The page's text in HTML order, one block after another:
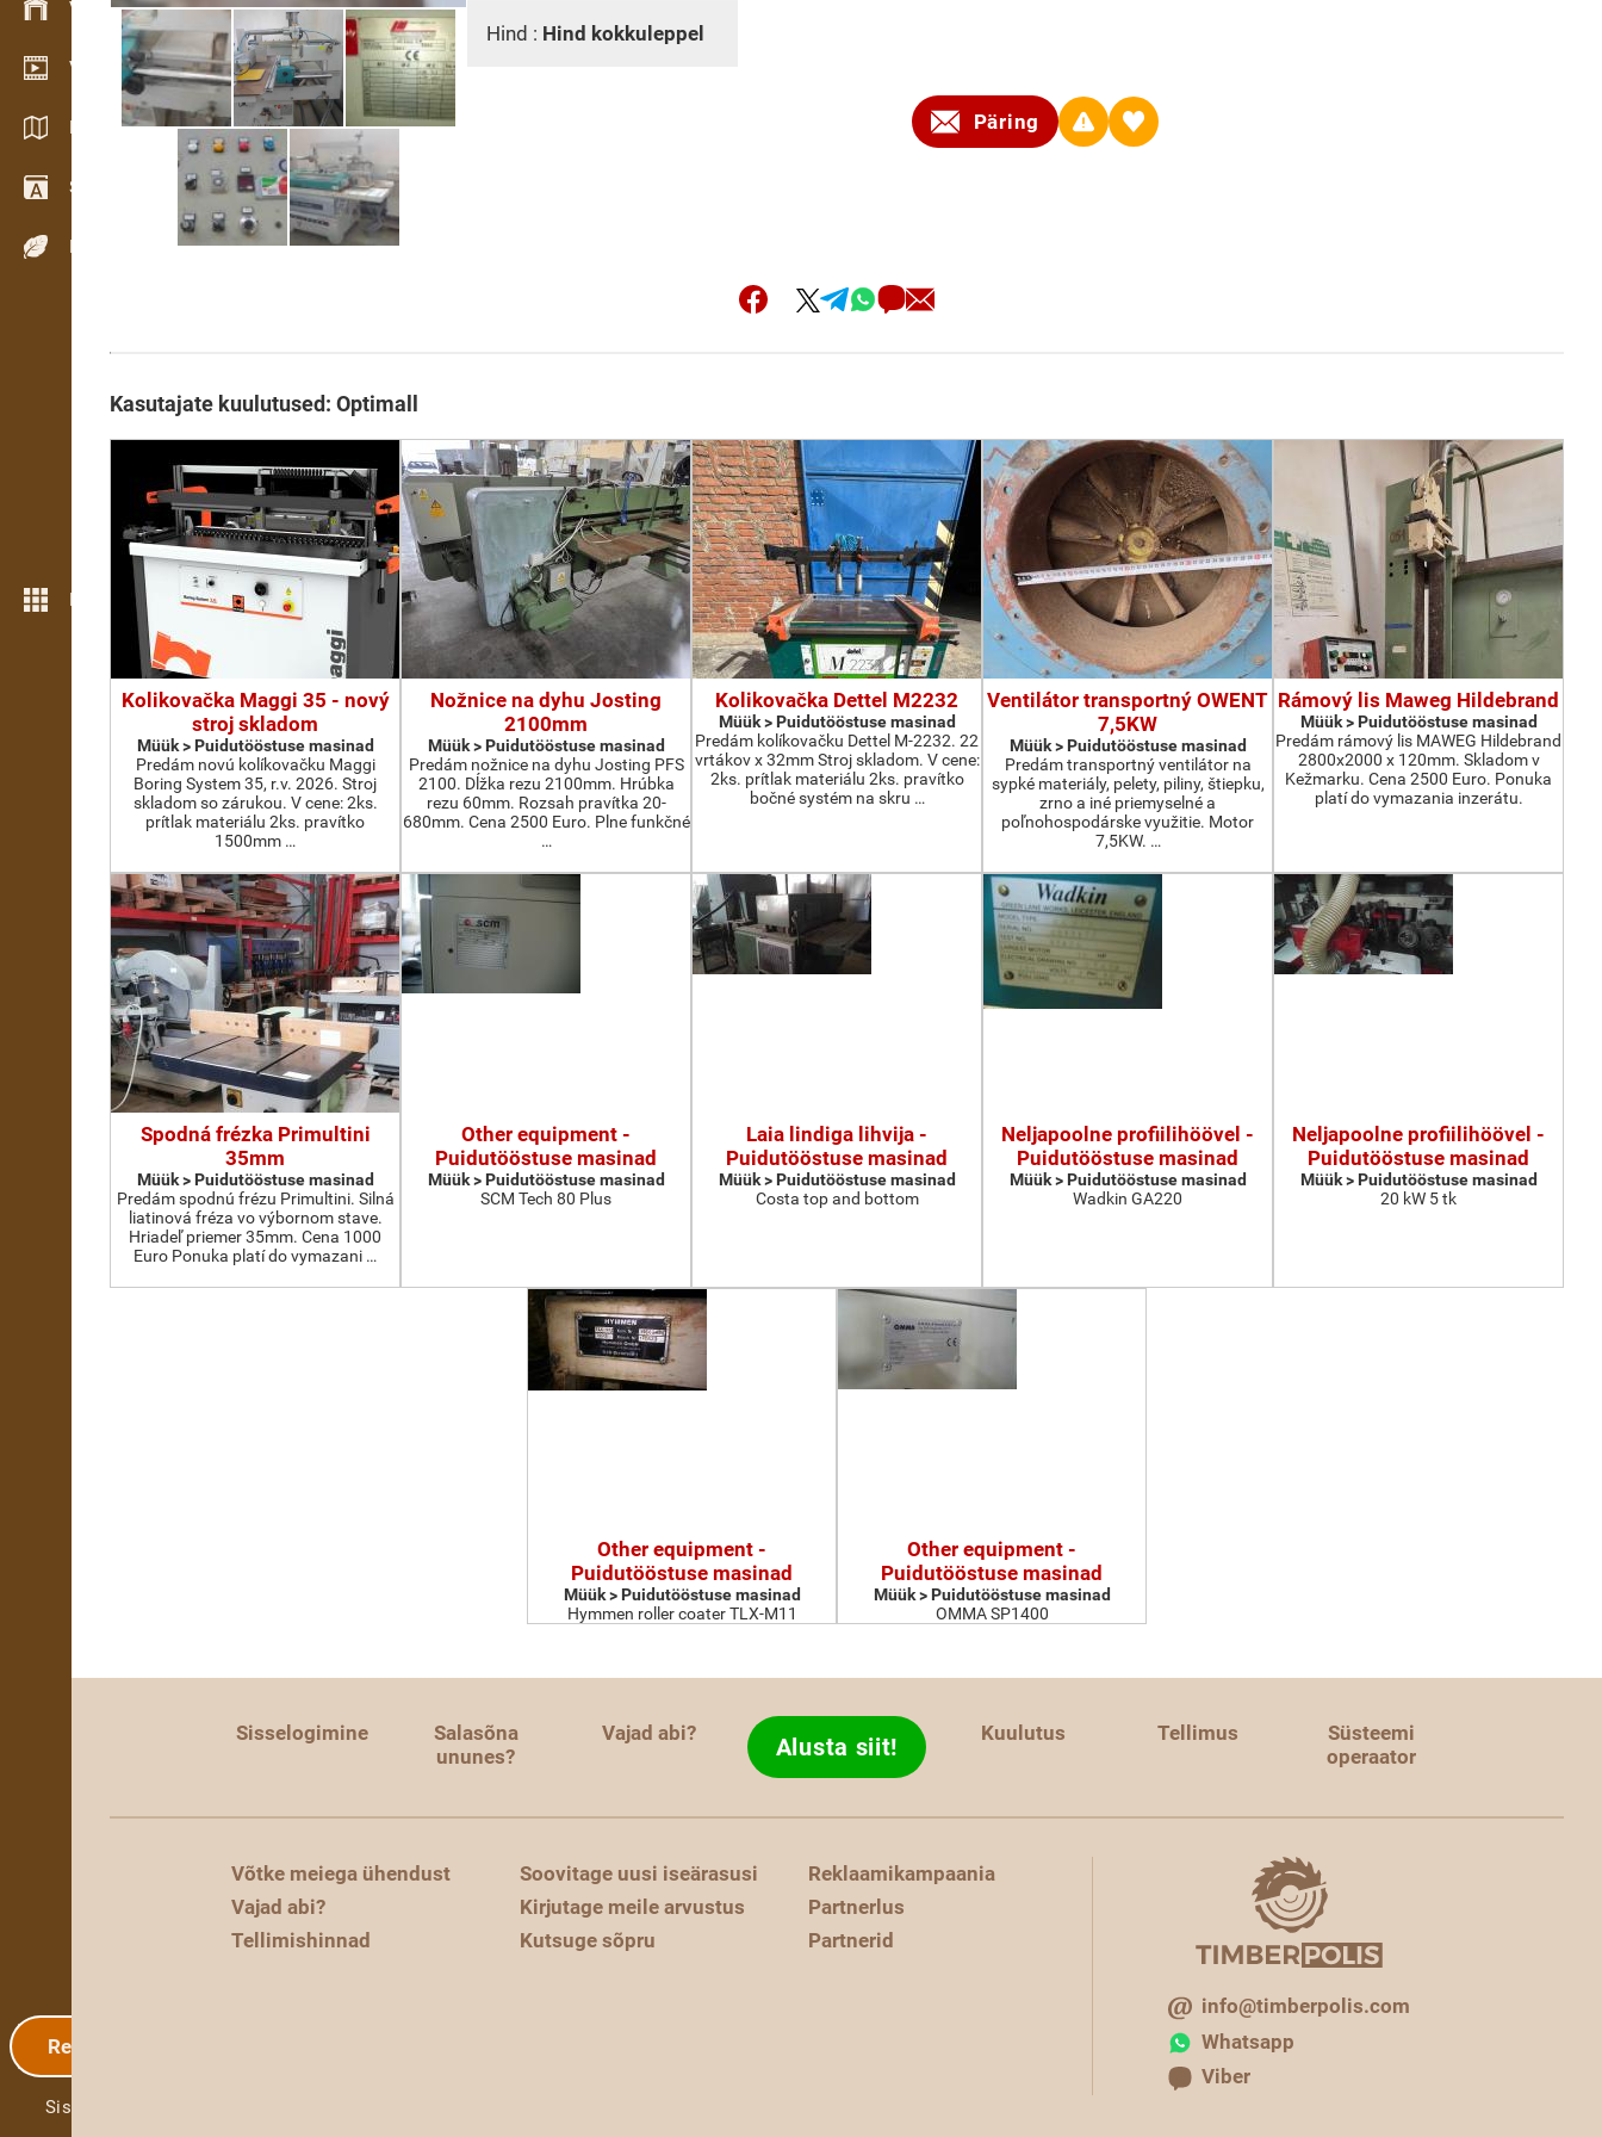
Varude haldamine
Videogalerii
Kataloogid / Brošüürid
Sõnastik
Puiduliigid
Rohkem funktsioone
Registreerimine
Sisselogimine
Hind : Hind kokkuleppel
Päring
Kasutajate kuulutused: Optimall
Kolikovačka Maggi 35 - nový
stroj skladom
Müük > Puidutööstuse masinad
Predám novú kolíkovačku Maggi
Boring System 35, r.v. 2026. Stroj
skladom so zárukou. V cene: 2ks.
prítlak materiálu 2ks. pravítko
1500mm …
Nožnice na dyhu Josting
2100mm
Müük > Puidutööstuse masinad
Predám nožnice na dyhu Josting PFS
2100. Dĺžka rezu 2100mm. Hrúbka
rezu 60mm. Rozsah pravítka 20-
680mm. Cena 2500 Euro. Plne funkčné
…
Kolikovačka Dettel M2232
Müük > Puidutööstuse masinad
Predám kolíkovačku Dettel M-2232. 22
vrtákov x 32mm Stroj skladom. V cene:
2ks. prítlak materiálu 2ks. pravítko
bočné systém na skru …
Ventilátor transportný OWENT
7,5KW
Müük > Puidutööstuse masinad
Predám transportný ventilátor na
sypké materiály, pelety, piliny, štiepku,
zrno a iné priemyselné a
poľnohospodárske využitie. Motor
7,5KW. …
Rámový lis Maweg Hildebrand
Müük > Puidutööstuse masinad
Predám rámový lis MAWEG Hildebrand
2800x2000 x 120mm. Skladom v
Kežmarku. Cena 2500 Euro. Ponuka
platí do vymazania inzerátu.
Spodná frézka Primultini
35mm
Müük > Puidutööstuse masinad
Predám spodnú frézu Primultini. Silná
liatinová fréza vo výbornom stave.
Hriadeľ priemer 35mm. Cena 1000
Euro Ponuka platí do vymazani …
Other equipment -
Puidutööstuse masinad
Müük > Puidutööstuse masinad
SCM Tech 80 Plus
Laia lindiga lihvija -
Puidutööstuse masinad
Müük > Puidutööstuse masinad
Costa top and bottom
Neljapoolne profiilihöövel -
Puidutööstuse masinad
Müük > Puidutööstuse masinad
Wadkin GA220
Neljapoolne profiilihöövel -
Puidutööstuse masinad
Müük > Puidutööstuse masinad
20 kW 5 tk
Other equipment -
Puidutööstuse masinad
Müük > Puidutööstuse masinad
Hymmen roller coater TLX-M11
Other equipment -
Puidutööstuse masinad
Müük > Puidutööstuse masinad
OMMA SP1400
Sisselogimine
Salasõna
ununes?
Vajad abi? Alusta siit! Kuulutus Tellimus
Süsteemi
operaator
Võtke meiega ühendust
Vajad abi?
Tellimishinnad
Soovitage uusi iseärasusi
Kirjutage meile arvustus
Kutsuge sõpru
Reklaamikampaania
Partnerlus
Partnerid
info@timberpolis.com
Whatsapp
Viber